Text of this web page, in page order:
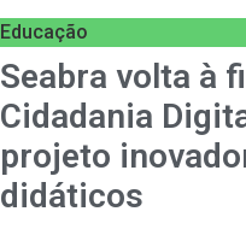
Educação
Seabra volta à
Cidadania
projeto
didáticos